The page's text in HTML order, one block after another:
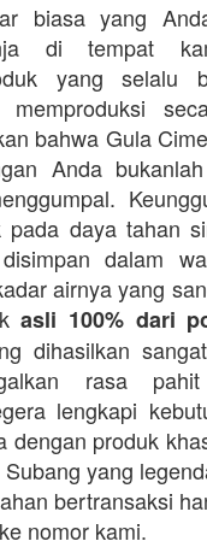
biasa yang
di tempat
yang selalu
bahwa Gula
Anda
pada daya tahan
dalam
airnya yang
asli 100% dari
dihasilkan
rasa
lengkapi
dengan produk
yang
bertransaksi
nomor kami.